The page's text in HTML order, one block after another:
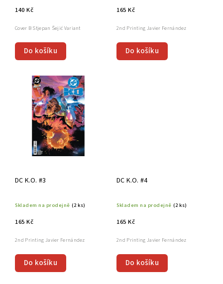
140 Kč
Do košíku
Cover B Stjepan Šejić Variant
165 Kč
Do košíku
2nd Printing Javier Fernández
DC K.O. #3
Skladem na prodejně (2 ks)
165 Kč
Do košíku
2nd Printing Javier Fernández
DC K.O. #4
Skladem na prodejně (2 ks)
165 Kč
Do košíku
2nd Printing Javier Fernández